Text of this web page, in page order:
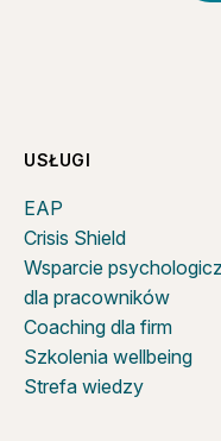
USŁUGI
EAP
Crisis Shield
Wsparcie
dla pracowników
Coaching dla firm
Szkolenia wellbeing
Strefa wiedzy